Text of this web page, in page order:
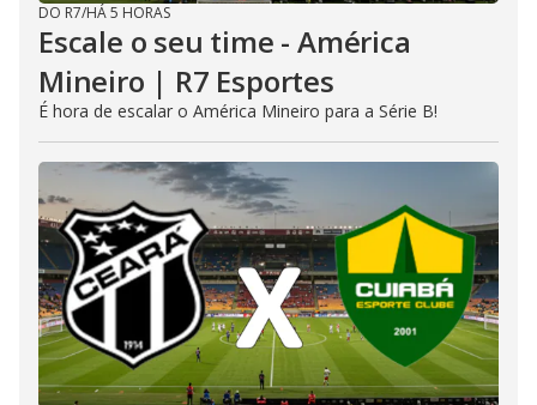
DO R7/HÁ 5 HORAS
Escale o seu time - América
Mineiro | R7 Esportes
É hora de escalar o América Mineiro para a Série B!